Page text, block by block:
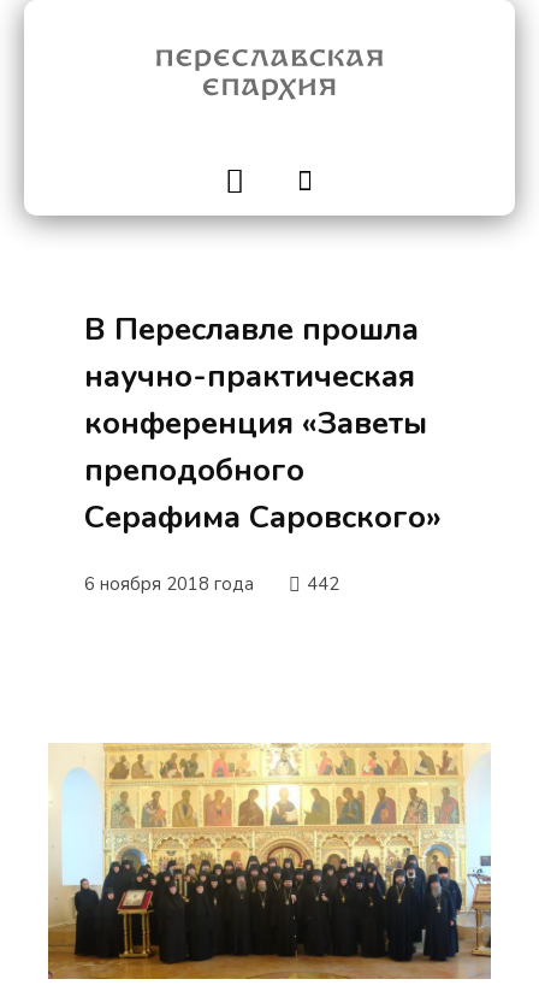
В Переславле прошла
научно-практическая
конференция «Заветы
преподобного
Серафима Саровского»
6 ноября 2018 года 442